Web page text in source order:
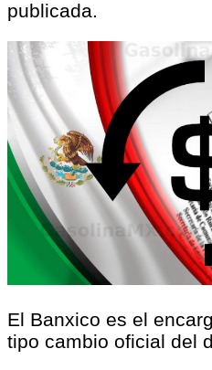
publicada.
El Banxico es el
tipo cambio oficial del